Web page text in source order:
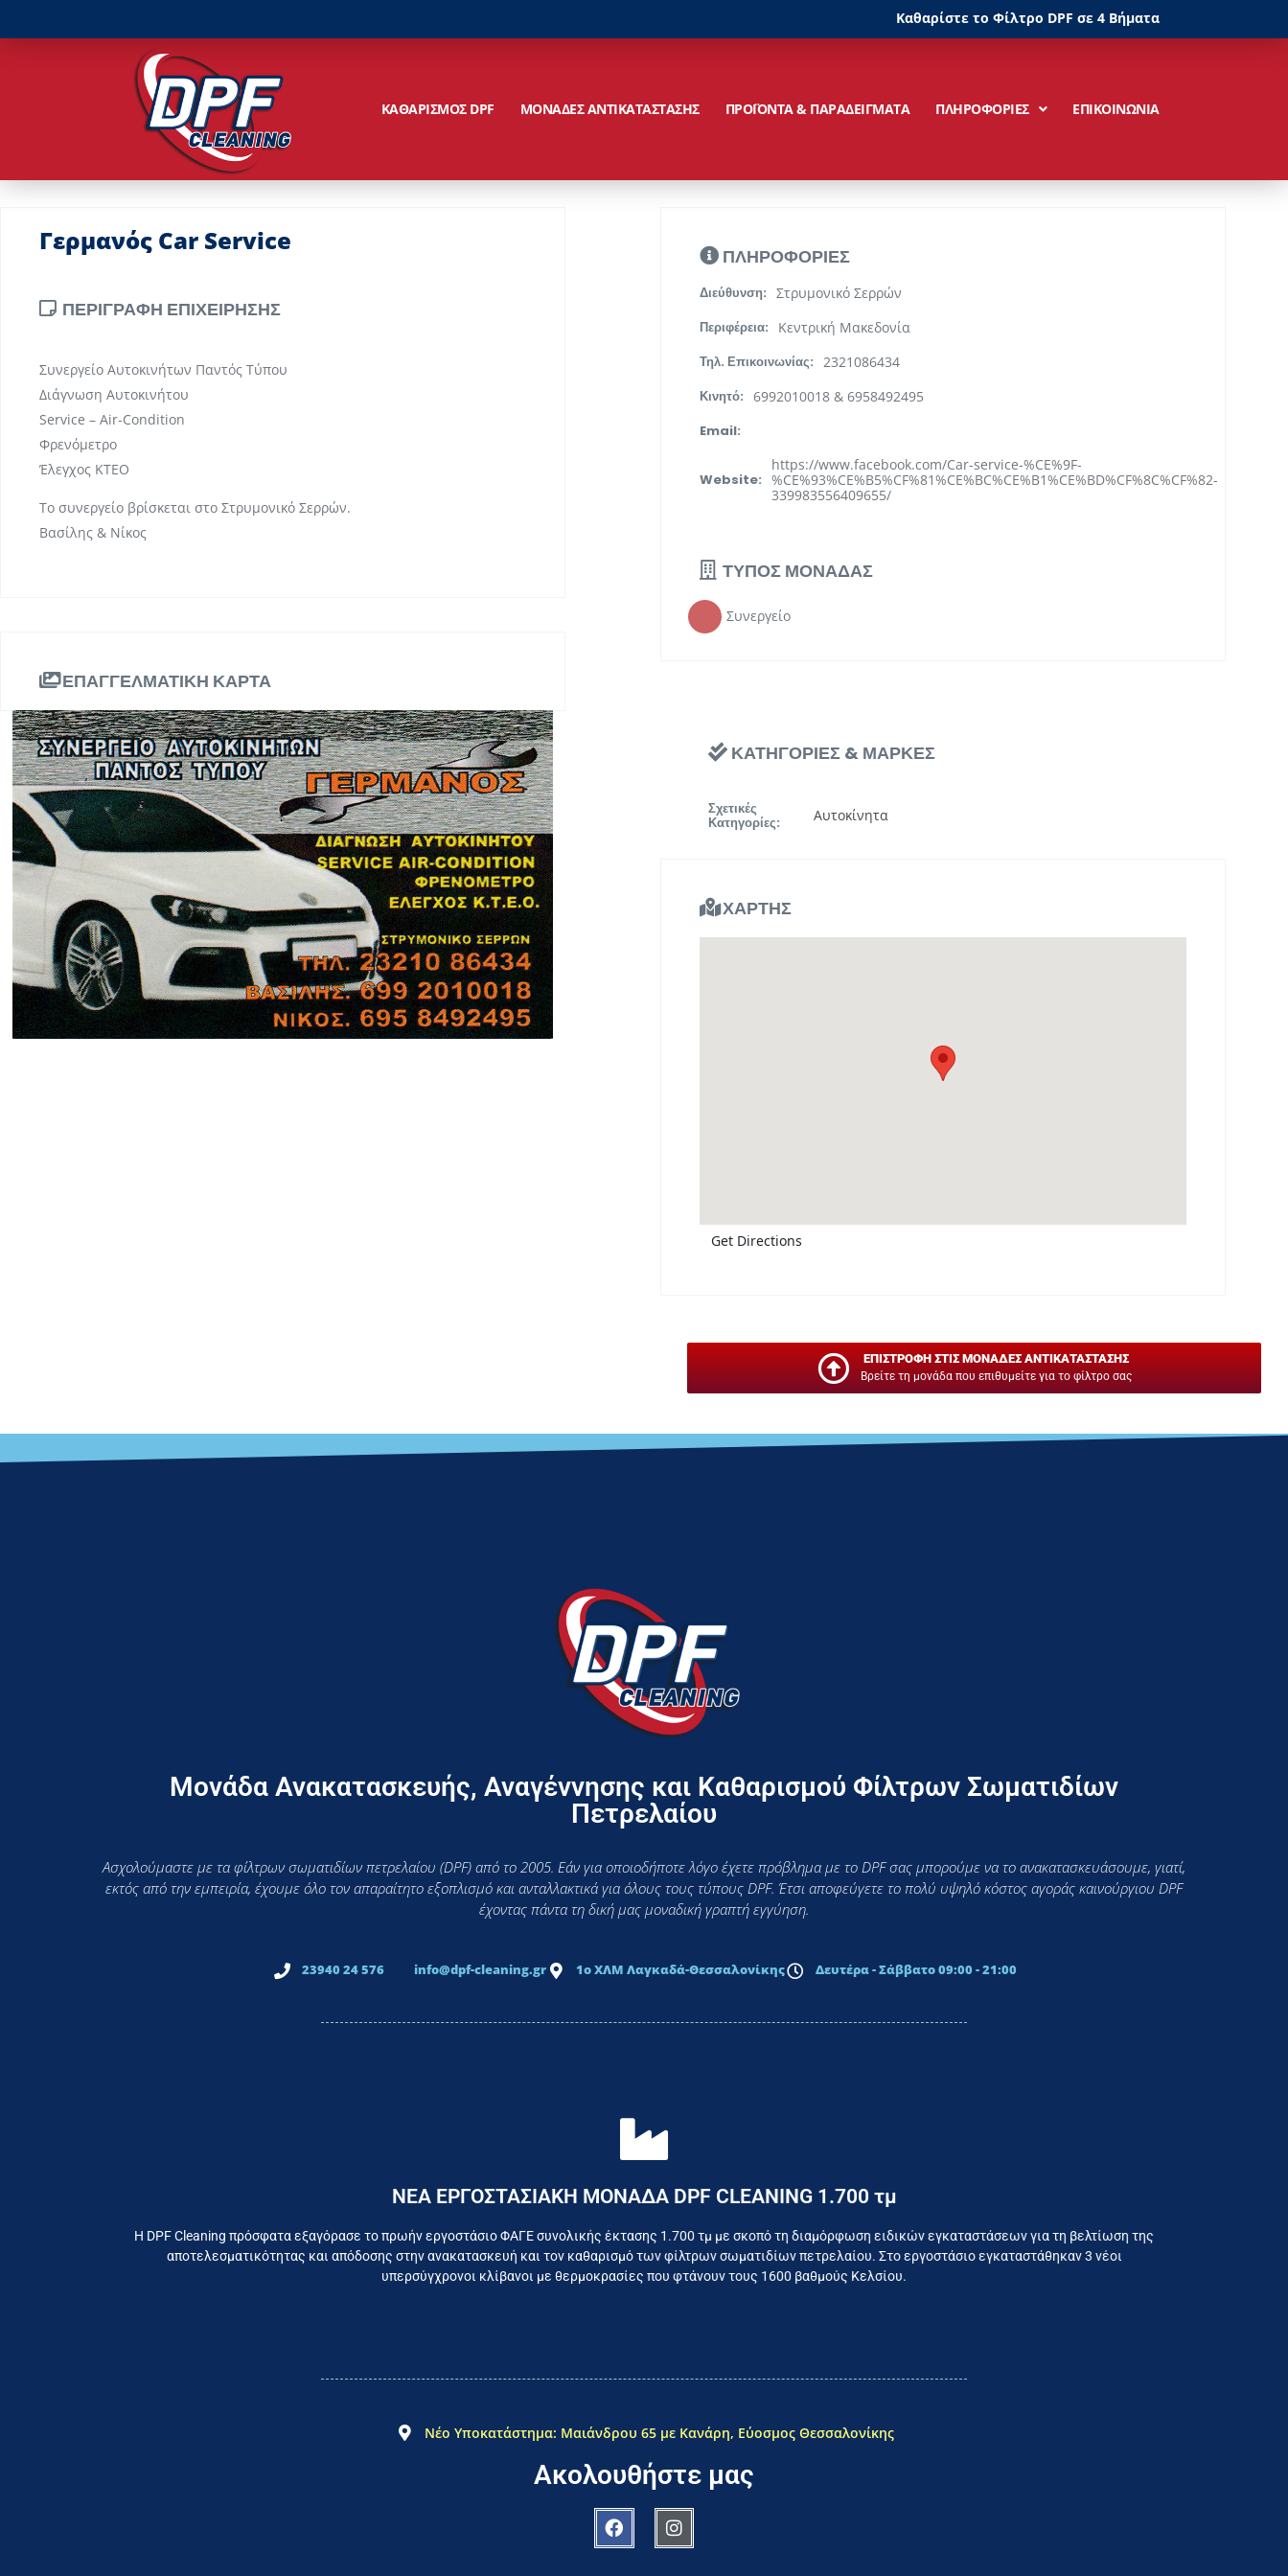
Καθαρίστε το Φίλτρο DPF σε 4 Βήματα
ΚΑΘΑΡΙΣΜΟΣ DPF ΜΟΝΑΔΕΣ ΑΝΤΙΚΑΤΑΣΤΑΣΗΣ ΠΡΟΪΟΝΤΑ & ΠΑΡΑΔΕΙΓΜΑΤΑ ΠΛΗΡΟΦΟΡΙΕΣ ΕΠΙΚΟΙΝΩΝΙΑ
Γερμανός Car Service
ΠΕΡΙΓΡΑΦΗ ΕΠΙΧΕΙΡΗΣΗΣ
Συνεργείο Αυτοκινήτων Παντός Τύπου
Διάγνωση Αυτοκινήτου
Service – Air-Condition
Φρενόμετρο
Έλεγχος ΚΤΕΟ
Το συνεργείο βρίσκεται στο Στρυμονικό Σερρών.
Βασίλης & Νίκος
ΕΠΑΓΓΕΛΜΑΤΙΚΗ ΚΑΡΤΑ
ΠΛΗΡΟΦΟΡΙΕΣ
Διεύθυνση: Στρυμονικό Σερρών
Περιφέρεια:
Κεντρική Μακεδονία
Τηλ. Επικοινωνίας: 2321086434
Κινητό: 6992010018 & 6958492495
Email:
Website:
https://www.facebook.com/Car-service-%CE%9F-
%CE%93%CE%B5%CF%81%CE%BC%CE%B1%CE%BD%CF%8C%CF%82-
339983556409655/
ΤΥΠΟΣ ΜΟΝΑΔΑΣ
Συνεργείο
ΚΑΤΗΓΟΡΙΕΣ & ΜΑΡΚΕΣ
Σχετικές
Κατηγορίες: Αυτοκίνητα
ΧΑΡΤΗΣ
Get Directions
ΕΠΙΣΤΡΟΦΗ ΣΤΙΣ ΜΟΝΑΔΕΣ ΑΝΤΙΚΑΤΑΣΤΑΣΗΣ
Βρείτε τη μονάδα που επιθυμείτε για το φίλτρο σας
Μονάδα Ανακατασκευής, Αναγέννησης και Καθαρισμού Φίλτρων Σωματιδίων
Πετρελαίου
Ασχολούμαστε με τα φίλτρων σωματιδίων πετρελαίου (DPF) από το 2005. Εάν για οποιοδήποτε λόγο έχετε πρόβλημα με το DPF σας μπορούμε να το ανακατασκευάσουμε, γιατί,
εκτός από την εμπειρία, έχουμε όλο τον απαραίτητο εξοπλισμό και ανταλλακτικά για όλους τους τύπους DPF. Έτσι αποφεύγετε το πολύ υψηλό κόστος αγοράς καινούργιου DPF
έχοντας πάντα τη δική μας μοναδική γραπτή εγγύηση.
23940 24 576 info@dpf-cleaning.gr 1ο ΧΛΜ Λαγκαδά-Θεσσαλονίκης Δευτέρα - Σάββατο 09:00 - 21:00
ΝΕΑ ΕΡΓΟΣΤΑΣΙΑΚΗ ΜΟΝΑΔΑ DPF CLEANING 1.700 τμ
Η DPF Cleaning πρόσφατα εξαγόρασε το πρωήν εργοστάσιο ΦΑΓΕ συνολικής έκτασης 1.700 τμ με σκοπό τη διαμόρφωση ειδικών εγκαταστάσεων για τη βελτίωση της
αποτελεσματικότητας και απόδοσης στην ανακατασκευή και τον καθαρισμό των φίλτρων σωματιδίων πετρελαίου. Στο εργοστάσιο εγκαταστάθηκαν 3 νέοι
υπερσύγχρονοι κλίβανοι με θερμοκρασίες που φτάνουν τους 1600 βαθμούς Κελσίου.
Εργαζόμαστε καθημερινά για το συμφέρον του τελικού καταναλωτή
Νέο Υποκατάστημα: Μαιάνδρου 65 με Κανάρη, Εύοσμος Θεσσαλονίκης
Ακολουθήστε μας